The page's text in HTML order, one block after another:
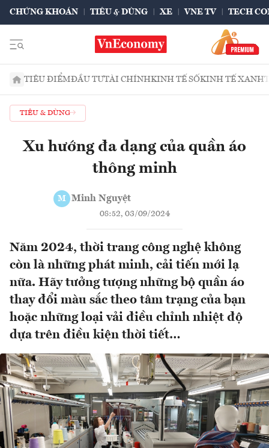
CHỨNG KHOÁN TIÊU & DÙNG XE VNE TV TECH
TIÊU ĐIỂMĐẦU TƯTÀI CHÍNHKINH TẾ SỐKINH TẾ XANH
TIÊU & DÙNG
Xu hướng đa dạng của quần áo
thông minh
M Minh Nguyệt
08:52, 03/09/2024
Năm 2024, thời trang công nghệ không
còn là những phát minh, cải tiến mới lạ
nữa. Hãy tưởng tượng những bộ quần áo
thay đổi màu sắc theo tâm trạng của bạn
hoặc những loại vải điều chỉnh nhiệt độ
dựa trên điều kiện thời tiết…